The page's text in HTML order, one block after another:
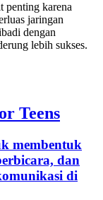
penting karena
jaringan
dengan
lebih sukses.
Teens
membentuk
dan
di